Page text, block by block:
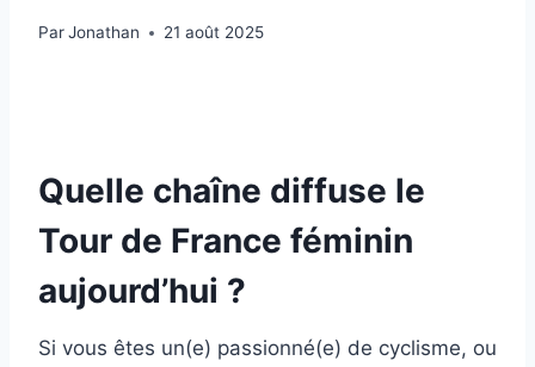
ParJonathan 21 août 2025
Quelle chaîne diffuse le
Tour de France féminin
aujourd’hui ?
Si vous êtes un(e) passionné(e) de cyclisme, ou